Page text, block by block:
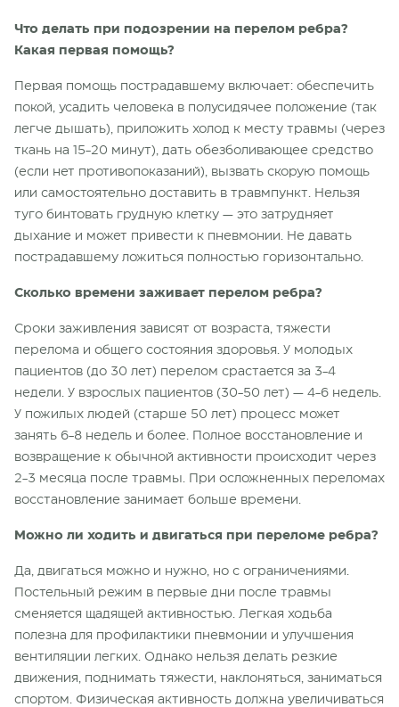
Что делать при подозрении на перелом ребра?
Какая первая помощь?
Первая помощь пострадавшему включает: обеспечить
покой, усадить человека в полусидячее положение (так
легче дышать), приложить холод к месту травмы (через
ткань на 15-20 минут), дать обезболивающее средство
(если нет противопоказаний), вызвать скорую помощь
или самостоятельно доставить в травмпункт. Нельзя
туго бинтовать грудную клетку — это затрудняет
дыхание и может привести к пневмонии. Не давать
пострадавшему ложиться полностью горизонтально.
Сколько времени заживает перелом ребра?
Сроки заживления зависят от возраста, тяжести
перелома и общего состояния здоровья. У молодых
пациентов (до 30 лет) перелом срастается за 3-4
недели. У взрослых пациентов (30-50 лет) — 4-6 недель.
У пожилых людей (старше 50 лет) процесс может
занять 6-8 недель и более. Полное восстановление и
возвращение к обычной активности происходит через
2-3 месяца после травмы. При осложненных переломах
восстановление занимает больше времени.
Можно ли ходить и двигаться при переломе ребра?
Да, двигаться можно и нужно, но с ограничениями.
Постельный режим в первые дни после травмы
сменяется щадящей активностью. Легкая ходьба
полезна для профилактики пневмонии и улучшения
вентиляции легких. Однако нельзя делать резкие
движения, поднимать тяжести, наклоняться, заниматься
спортом. Физическая активность должна увеличиваться